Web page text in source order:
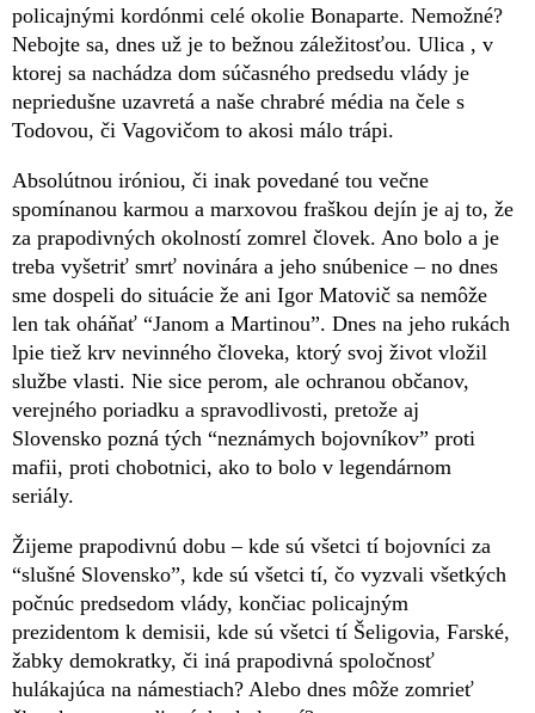
policajnými kordónmi celé okolie Bonaparte. Nemožné?
Nebojte sa, dnes už je to bežnou záležitosťou. Ulica , v
ktorej sa nachádza dom súčasného predsedu vlády je
nepriedušne uzavretá a naše chrabré média na čele s
Todovou, či Vagovičom to akosi málo trápi.
Absolútnou iróniou, či inak povedané tou večne
spomínanou karmou a marxovou fraškou dejín je aj to, že
za prapodivných okolností zomrel človek. Ano bolo a je
treba vyšetriť smrť novinára a jeho snúbenice – no dnes
sme dospeli do situácie že ani Igor Matovič sa nemôže
len tak oháňať “Janom a Martinou”. Dnes na jeho rukách
lpie tiež krv nevinného človeka, ktorý svoj život vložil
službe vlasti. Nie sice perom, ale ochranou občanov,
verejného poriadku a spravodlivosti, pretože aj
Slovensko pozná tých “neznámych bojovníkov” proti
mafii, proti chobotnici, ako to bolo v legendárnom
seriály.
Žijeme prapodivnú dobu – kde sú všetci tí bojovníci za
“slušné Slovensko”, kde sú všetci tí, čo vyzvali všetkých
počnúc predsedom vlády, končiac policajným
prezidentom k demisii, kde sú všetci tí Šeligovia, Farské,
žabky demokratky, či iná prapodivná spoločnosť
hulákajúca na námestiach? Alebo dnes môže zomrieť